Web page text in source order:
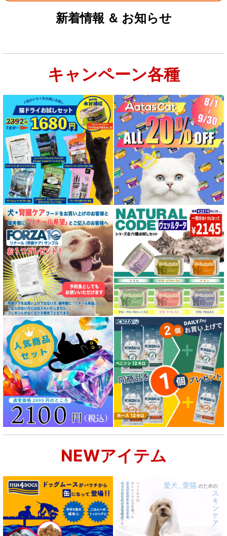
お試しドライフード少量パック犬用
特集：大型犬＆多頭飼い用：セット＆大袋ドッグフード
特集 グリーントライプ（第４胃）とは
特集 フリーズドライ
特集 エアドライフード
特殊製法のドッグフード
特殊製法のキャットフード
全年齢対応 フード for DOG
パピー用 フード for DOG
成犬用 フード for DOG
シニア犬用フード for DOG
食物アレルギー対応 ドッグフード
腎臓ケア対応ドッグフード
肝臓ケア対応ドッグフード
肥満ケア対応 フード for DOG
泌尿器ケア対応 フード for DOG
新着情報 ＆ お知らせ
キャンペーン各種
NEWアイテム